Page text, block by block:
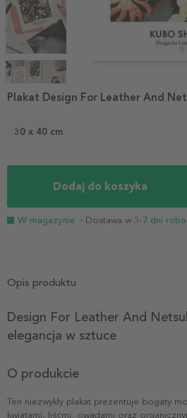
1
30 x 40 cm
Dodaj do koszyka
W magazynie - Dostawa w 3-7 dni
Plakat Design For Leather And
Opis produktu
Design For Leather And
elegancja w sztuce
O produkcie
Ten niezwykły plakat prezentuje bogaty
kwiatami, liśćmi, owadami oraz